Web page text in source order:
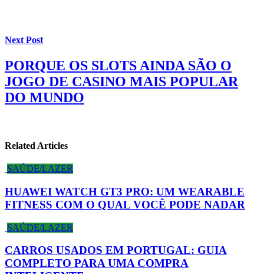
Next Post
PORQUE OS SLOTS AINDA SÃO O
JOGO DE CASINO MAIS POPULAR
DO MUNDO
Related Articles
SAÚDE/LAZER
HUAWEI WATCH GT3 PRO: UM WEARABLE
FITNESS COM O QUAL VOCÊ PODE NADAR
SAÚDE/LAZER
CARROS USADOS EM PORTUGAL: GUIA
COMPLETO PARA UMA COMPRA